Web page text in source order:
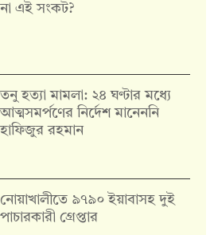
না এই সংকট?
তনু হত্যা মামলা: ২৪ ঘণ্টার মধ্যে
আত্মসমর্পণের নির্দেশ মানেননি
হাফিজুর রহমান
নোয়াখালীতে ৯৭৯০ ইয়াবাসহ দুই
পাচারকারী গ্রেপ্তার